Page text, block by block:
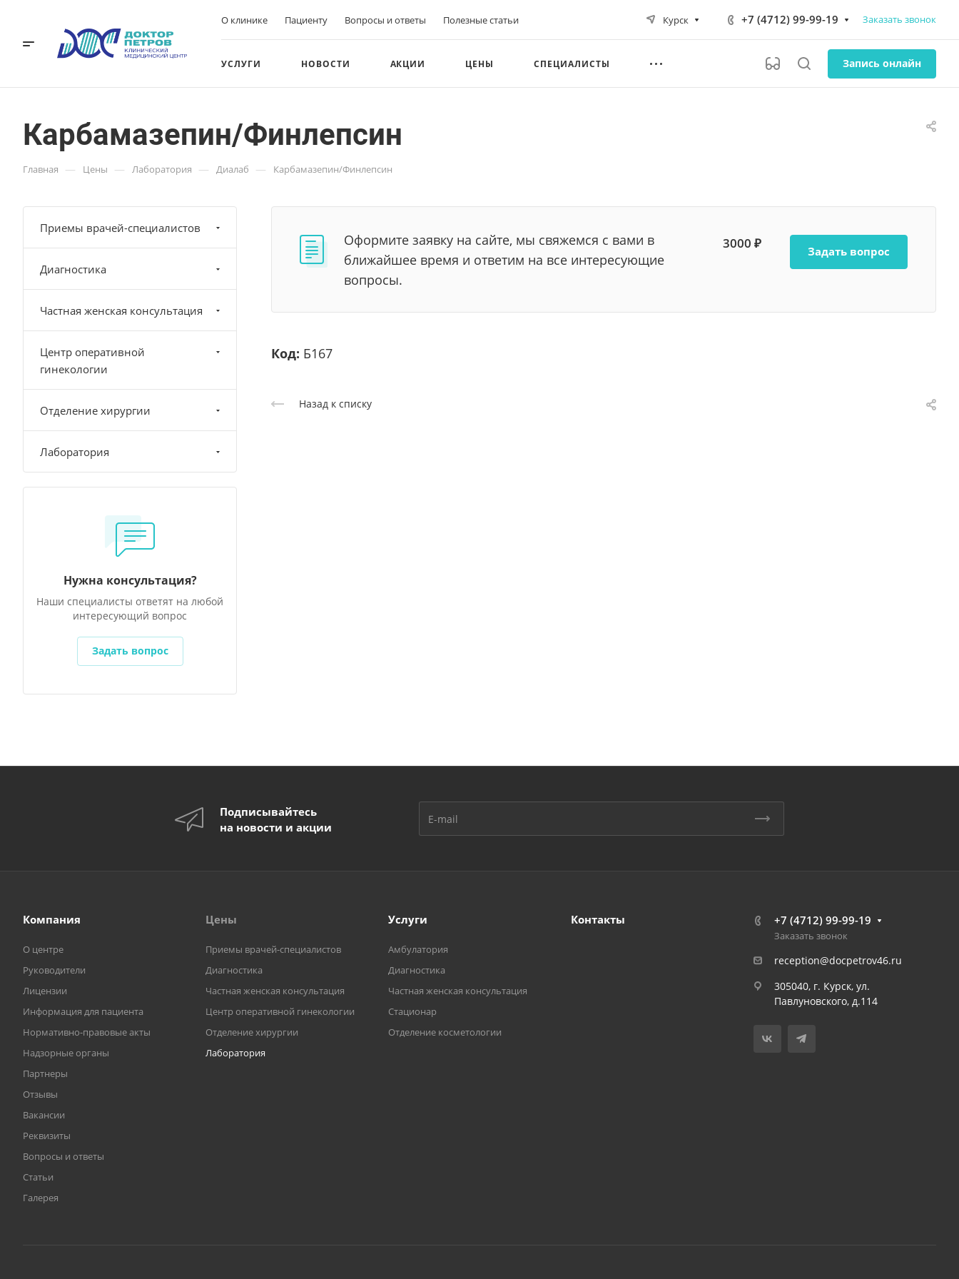
О клинике Пациенту Вопросы и ответы Полезные статьи Курск +7 (4712) 99-99-19 Заказать звонок
УСЛУГИ НОВОСТИ АКЦИИ ЦЕНЫ СПЕЦИАЛИСТЫ Запись онлайн
Карбамазепин/Финлепсин
Главная — Цены — Лаборатория — Диалаб — Карбамазепин/Финлепсин
Оформите заявку на сайте, мы свяжемся с вами в
ближайшее время и ответим на все интересующие
вопросы.
3000 ₽ Задать вопрос
Код: Б167
Назад к списку
Приемы врачей-специалистов
Диагностика
Частная женская консультация
Центр оперативной
гинекологии
Отделение хирургии
Лаборатория
Нужна консультация?
Наши специалисты ответят на любой
интересующий вопрос
Задать вопрос
Подписывайтесь
на новости и акции
Компания
О центре
Руководители
Лицензии
Информация для пациента
Нормативно-правовые акты
Надзорные органы
Партнеры
Отзывы
Вакансии
Реквизиты
Вопросы и ответы
Статьи
Галерея
Цены
Приемы врачей-специалистов
Диагностика
Частная женская консультация
Центр оперативной гинекологии
Отделение хирургии
Лаборатория
Услуги
Амбулатория
Диагностика
Частная женская консультация
Стационар
Отделение косметологии
Контакты +7 (4712) 99-99-19
Заказать звонок
reception@docpetrov46.ru
305040, г. Курск, ул.
Павлуновского, д.114